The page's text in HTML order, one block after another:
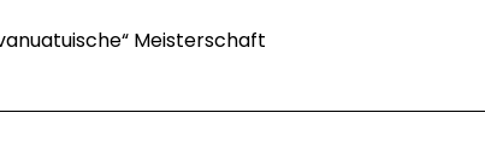
Meisterschaft